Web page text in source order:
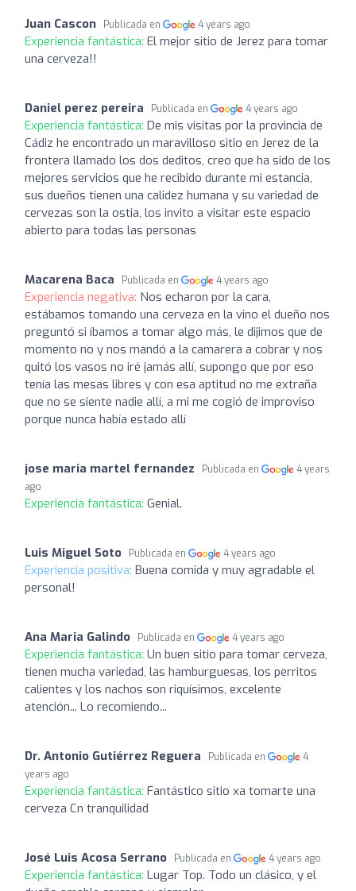
Juan Cascon Publicada en 4 years ago
Experiencia fantástica: El mejor sitio de Jerez para tomar
una cerveza!!
Daniel perez pereira Publicada en 4 years ago
Experiencia fantástica: De mis visitas por la provincia de
Cádiz he encontrado un maravilloso sitio en Jerez de la
frontera llamado los dos deditos, creo que ha sido de los
mejores servicios que he recibido durante mi estancia,
sus dueños tienen una calidez humana y su variedad de
cervezas son la ostia, los invito a visitar este espacio
abierto para todas las personas
Macarena Baca Publicada en 4 years ago
Experiencia negativa: Nos echaron por la cara,
estábamos tomando una cerveza en la vino el dueño nos
preguntó si íbamos a tomar algo más, le dijimos que de
momento no y nos mandó a la camarera a cobrar y nos
quitó los vasos no iré jamás allí, supongo que por eso
tenía las mesas libres y con esa aptitud no me extraña
que no se siente nadie allí, a mi me cogió de improviso
porque nunca había estado allí
jose maria martel fernandez Publicada en
4 years
ago
Experiencia fantástica: Genial.
Luis Miguel Soto Publicada en 4 years ago
Experiencia positiva: Buena comida y muy agradable el
personal!
Ana Maria Galindo Publicada en 4 years ago
Experiencia fantástica: Un buen sitio para tomar cerveza,
tienen mucha variedad, las hamburguesas, los perritos
calientes y los nachos son riquísimos, excelente
atención... Lo recomiendo...
Dr. Antonio Gutiérrez Reguera Publicada en
4
years ago
Experiencia fantástica: Fantástico sitio xa tomarte una
cerveza Cn tranquilidad
José Luis Acosa Serrano Publicada en 4 years ago
Experiencia fantástica: Lugar Top. Todo un clásico, y el